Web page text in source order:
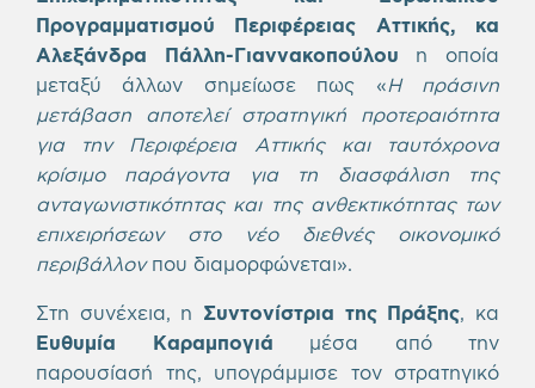
Προγραμματισμού Περιφέρειας Αττικής, κα
Αλεξάνδρα Πάλλη-Γιαννακοπούλου η οποία
μεταξύ άλλων σημείωσε πως «Η πράσινη
μετάβαση αποτελεί στρατηγική προτεραιότητα
για την Περιφέρεια Αττικής και ταυτόχρονα
κρίσιμο παράγοντα για τη διασφάλιση της
ανταγωνιστικότητας και της ανθεκτικότητας των
επιχειρήσεων στο νέο διεθνές οικονομικό
περιβάλλονπου διαμορφώνεται».
Στη συνέχεια, η Συντονίστρια της Πράξης, κα
Ευθυμία Καραμπογιά μέσα από την
παρουσίασή της, υπογράμμισε τον στρατηγικό